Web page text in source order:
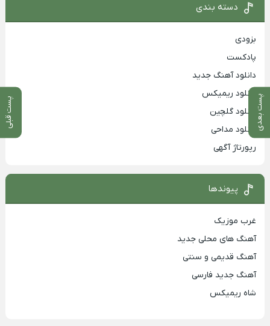
پست بعدی پست قبلی
دسته بندی
بزودی
پادکست
دانلود آهنگ جدید
دانلود ریمیکس
دانلود گلچین
دانلود مداحی
رپورتاژ آگهی
پیوندها
غرب موزیک
آهنگ های محلی جدید
آهنگ قدیمی و سنتی
آهنگ جدید فارسی
شاه ریمیکس